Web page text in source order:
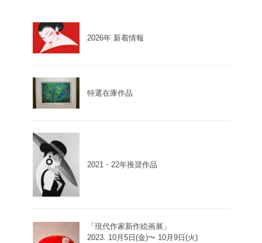
2026年 新着情報
特選在庫作品
2021・22年推奨作品
「現代作家新作絵画展」
2023. 10月5日(金)〜 10月9日(火)